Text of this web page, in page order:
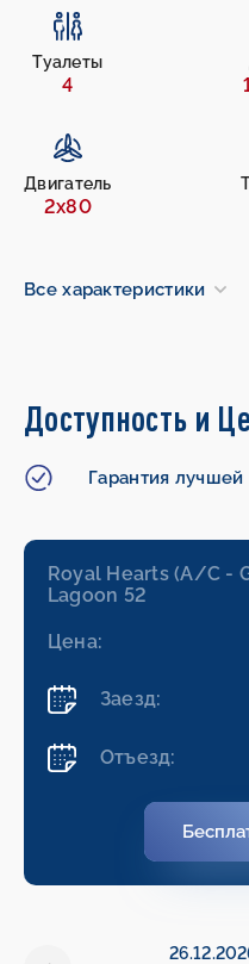
Туалеты
4
Двигатель
2x80
Все характеристики
Доступность и
Гарантия
Royal Hearts (A/C -
Lagoon 52
Цена:
Заезд:
Отъезд: